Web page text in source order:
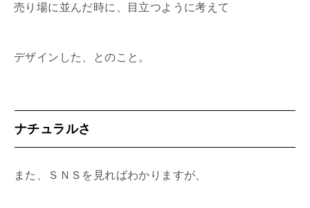
売り場に並んだ時に、目立つように考えて
デザインした、とのこと。
ナチュラルさ
また、ＳＮＳを見ればわかりますが、